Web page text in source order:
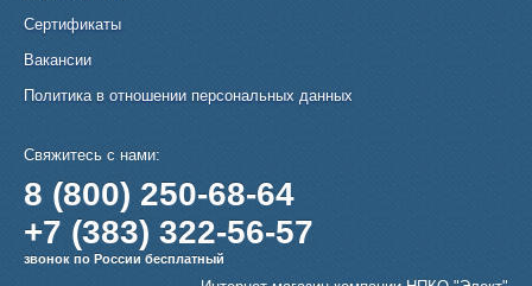
Сертификаты
Вакансии
Политика в отношении персональных данных
Свяжитесь с нами:
8 (800) 250-68-64
+7 (383) 322-56-57
звонок по России бесплатный